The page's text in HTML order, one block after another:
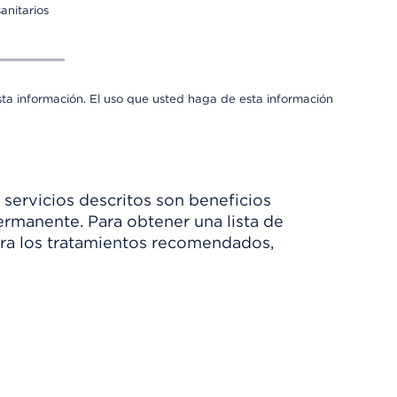
información. El uso que usted haga de esta información
descritos son beneficios
Para obtener una lista de
los tratamientos recomendados,